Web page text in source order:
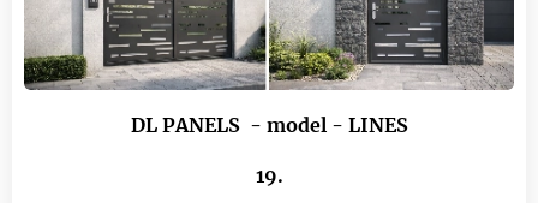
DL PANELS - model - LINES
19.